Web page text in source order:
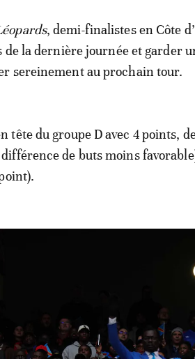
, demi-finalistes en Côte
de la dernière journée et garder
sereinement au prochain tour.
tête du groupe D avec 4 points,
de buts moins